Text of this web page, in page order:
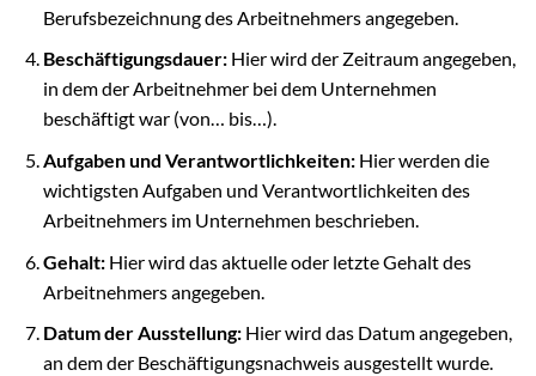
Berufsbezeichnung des Arbeitnehmers angegeben.
Beschäftigungsdauer:Hier wird der Zeitraum angegeben,
in dem der Arbeitnehmer bei dem Unternehmen
beschäftigt war (von… bis…).
Aufgaben und Verantwortlichkeiten:Hier werden die
wichtigsten Aufgaben und Verantwortlichkeiten des
Arbeitnehmers im Unternehmen beschrieben.
Gehalt:Hier wird das aktuelle oder letzte Gehalt des
Arbeitnehmers angegeben.
Datum der Ausstellung:Hier wird das Datum angegeben,
an dem der Beschäftigungsnachweis ausgestellt wurde.